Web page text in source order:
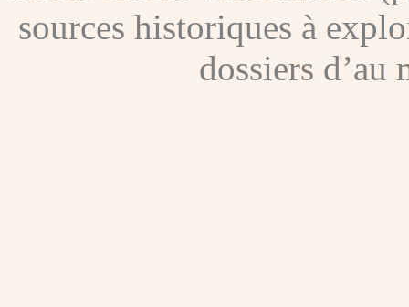
sources historiques à
dossiers d’au